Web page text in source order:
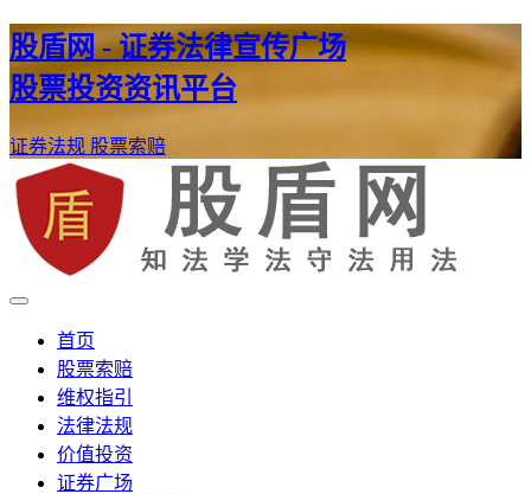
股盾网 - 证券法律宣传广场
股票投资资讯平台
证券法规 股票索赔
股盾网
证券股票维权网
首页
股票索赔
维权指引
法律法规
价值投资
证券广场